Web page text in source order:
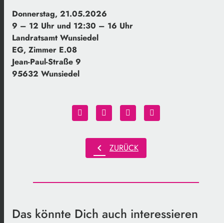
Donnerstag, 21.05.2026
9 – 12 Uhr und 12:30 – 16 Uhr
Landratsamt Wunsiedel
EG, Zimmer E.08
Jean-Paul-Straße 9
95632 Wunsiedel
chevron_left ZURÜCK
Das könnte Dich auch interessieren